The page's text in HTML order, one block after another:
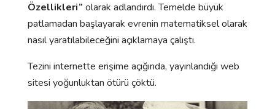
Özellikleri” olarak adlandırdı. Temelde büyük
patlamadan başlayarak evrenin matematiksel olarak
nasıl yaratılabileceğini açıklamaya çalıştı.
Tezini internette erişime açığında, yayınlandığı web
sitesi yoğunluktan ötürü çöktü.